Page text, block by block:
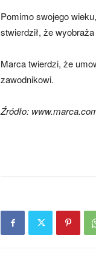
Pomimo swojego
stwierdził, że
Marca twierdzi, że
zawodnikowi.
Źródło: